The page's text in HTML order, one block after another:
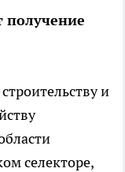
и
селекторе,